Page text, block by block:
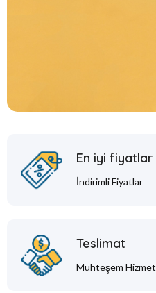
En iyi fiyatlar
İndirimli Fiyatlar
Teslimat
Muhteşem Hizmet